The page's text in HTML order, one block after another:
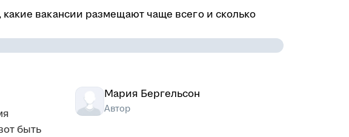
вакансии размещают чаще всего и сколько
быть
Мария Бергельсон
Автор